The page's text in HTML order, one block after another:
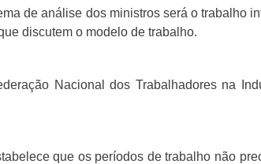
de análise dos ministros será o trabalho
discutem o modelo de trabalho.
Nacional dos Trabalhadores na
que os períodos de trabalho não